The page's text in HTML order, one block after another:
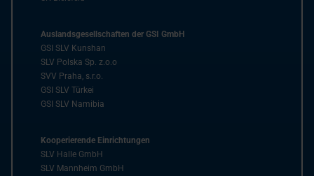
Auslandsgesellschaften der GSI GmbH
GSI SLV Kunshan
SLV Polska Sp. z.o.o
SVV Praha, s.r.o.
GSI SLV Türkei
GSI SLV Namibia
Kooperierende Einrichtungen
SLV Halle GmbH
SLV Mannheim GmbH